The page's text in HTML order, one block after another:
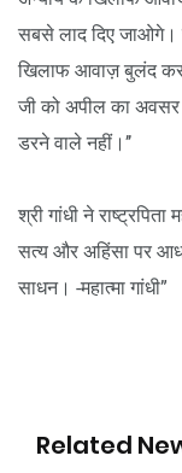
सबसे लाद दिए जाओगे।
खिलाफ आवाज़ बुलंद
जी को अपील का अवसर
डरने वाले नहीं।’’
श्री गांधी ने राष्ट्रपिता
सत्य और अहिंसा पर
साधन। -महात्मा गांधी”
Related